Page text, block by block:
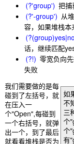
(?'group') 把捕
(?'-group') 从
容，如果堆栈
话，继续匹配
(?!) 零宽负向
失败
如
不
三
个
个
有
我们需要做的是每
碰到了左括号，就
在压入一
个"Open",每碰到
一个右括号，就弹
出一个，到了最后
就看看堆栈是否为